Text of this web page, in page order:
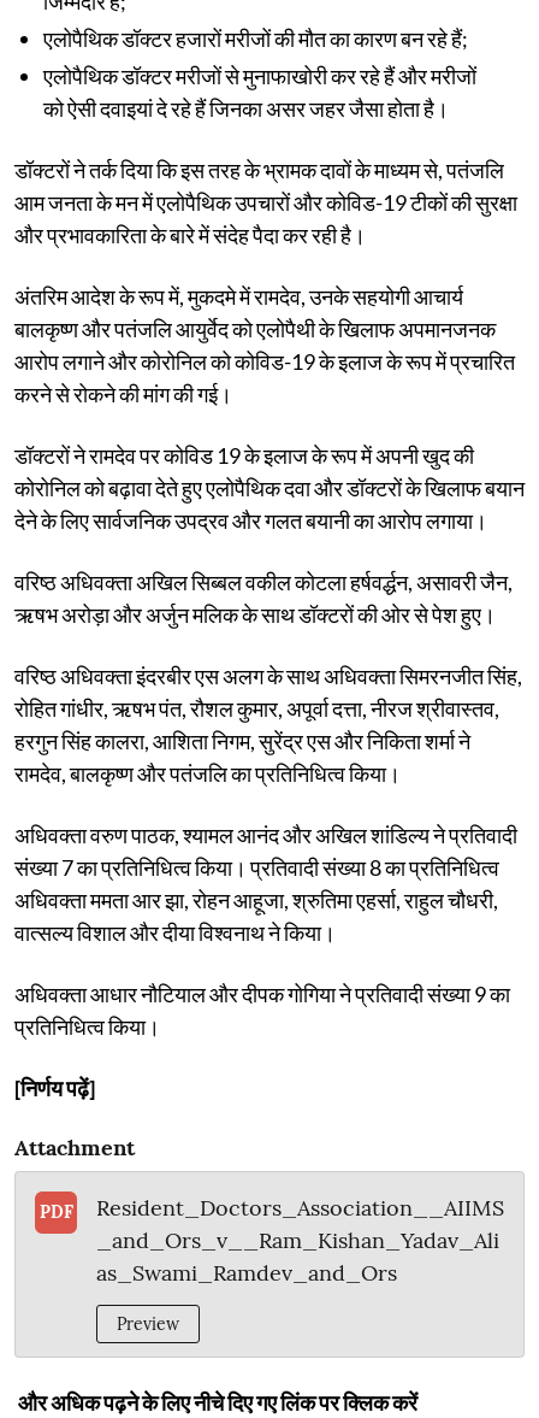
एलोपैथिक डॉक्टर हजारों मरीजों की मौत का कारण बन रहे हैं;
एलोपैथिक डॉक्टर मरीजों से मुनाफाखोरी कर रहे हैं और मरीजों
को ऐसी दवाइयां दे रहे हैं जिनका असर जहर जैसा होता है।
डॉक्टरों ने तर्क दिया कि इस तरह के भ्रामक दावों के माध्यम से, पतंजलि
आम जनता के मन में एलोपैथिक उपचारों और कोविड-19 टीकों की सुरक्षा
और प्रभावकारिता के बारे में संदेह पैदा कर रही है।
अंतरिम आदेश के रूप में, मुकदमे में रामदेव, उनके सहयोगी आचार्य
बालकृष्ण और पतंजलि आयुर्वेद को एलोपैथी के खिलाफ अपमानजनक
आरोप लगाने और कोरोनिल को कोविड-19 के इलाज के रूप में प्रचारित
करने से रोकने की मांग की गई।
डॉक्टरों ने रामदेव पर कोविड 19 के इलाज के रूप में अपनी खुद की
कोरोनिल को बढ़ावा देते हुए एलोपैथिक दवा और डॉक्टरों के खिलाफ बयान
देने के लिए सार्वजनिक उपद्रव और गलत बयानी का आरोप लगाया।
वरिष्ठ अधिवक्ता अखिल सिब्बल वकील कोटला हर्षवर्द्धन, असावरी जैन,
ऋषभ अरोड़ा और अर्जुन मलिक के साथ डॉक्टरों की ओर से पेश हुए।
वरिष्ठ अधिवक्ता इंदरबीर एस अलग के साथ अधिवक्ता सिमरनजीत सिंह,
रोहित गांधीर, ऋषभ पंत, रौशल कुमार, अपूर्वा दत्ता, नीरज श्रीवास्तव,
हरगुन सिंह कालरा, आशिता निगम, सुरेंद्र एस और निकिता शर्मा ने
रामदेव, बालकृष्ण और पतंजलि का प्रतिनिधित्व किया।
अधिवक्ता वरुण पाठक, श्यामल आनंद और अखिल शांडिल्य ने प्रतिवादी
संख्या 7 का प्रतिनिधित्व किया। प्रतिवादी संख्या 8 का प्रतिनिधित्व
अधिवक्ता ममता आर झा, रोहन आहूजा, श्रुतिमा एहर्सा, राहुल चौधरी,
वात्सल्य विशाल और दीया विश्वनाथ ने किया।
अधिवक्ता आधार नौटियाल और दीपक गोगिया ने प्रतिवादी संख्या 9 का
प्रतिनिधित्व किया।
[निर्णय पढ़ें]
Attachment
PDF
Resident_Doctors_Association__AIIMS
_and_Ors_v__Ram_Kishan_Yadav_Ali
as_Swami_Ramdev_and_Ors
Preview
और अधिक पढ़ने के लिए नीचे दिए गए लिंक पर क्लिक करें